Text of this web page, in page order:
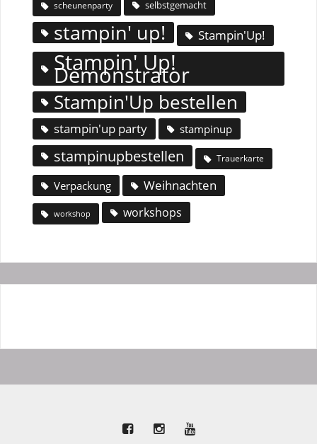
scheunenparty selbstgemacht
stampin' up! Stampin'Up!
Stampin' Up!
Demonstrator
Stampin'Up bestellen
stampin'up party stampinup
stampinupbestellen Trauerkarte
Verpackung Weihnachten
workshop workshops